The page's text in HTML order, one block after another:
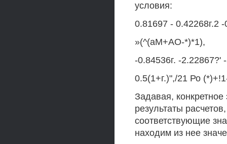
условия:
0.81697 - 0.42268г.2
»(^(аМ+АО-*)*1),
-0.84536г. -2.22867?'
0.5(1+г.)",/21 Ро
Задавая,
результаты
соответствующие
находим из нее